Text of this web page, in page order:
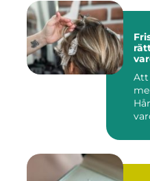
Att